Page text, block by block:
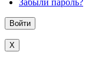
Забыли пароль?
X